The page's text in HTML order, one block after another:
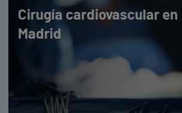
Cirugía cardiovascular en
Madrid